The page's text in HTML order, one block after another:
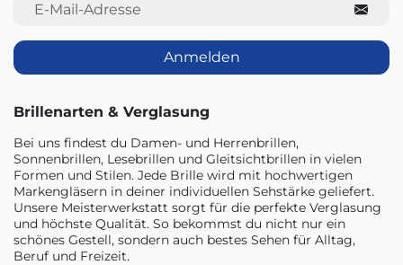
Anmelden
Brillenarten & Verglasung
Bei uns findest du Damen- und Herrenbrillen,
Sonnenbrillen, Lesebrillen und Gleitsichtbrillen in vielen
Formen und Stilen. Jede Brille wird mit hochwertigen
Markengläsern in deiner individuellen Sehstärke geliefert.
Unsere Meisterwerkstatt sorgt für die perfekte Verglasung
und höchste Qualität. So bekommst du nicht nur ein
schönes Gestell, sondern auch bestes Sehen für Alltag,
Beruf und Freizeit.